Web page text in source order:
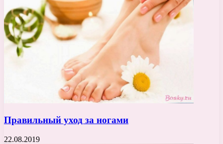
Правильный уход за ногами
22.08.2019